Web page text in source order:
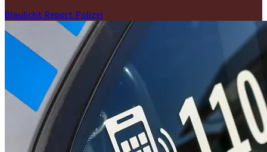
Blaulicht Report Polizei